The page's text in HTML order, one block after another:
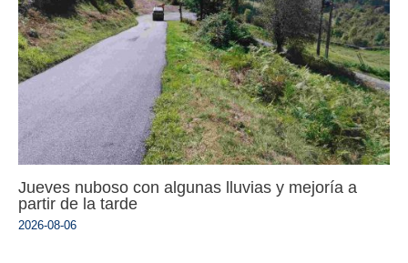
Jueves nuboso con algunas lluvias y mejoría a
partir de la tarde
2026-08-06